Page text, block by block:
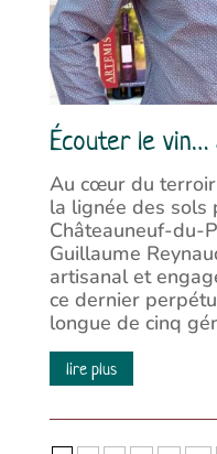
Écouter le vin…
Au cœur du
la lignée des sols
Châteauneuf-du-
Guillaume
artisanal et
ce dernier
longue de cinq
lire plus